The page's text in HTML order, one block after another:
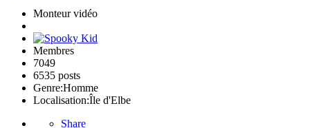
Monteur vidéo
Membres
7049
6535 posts
Genre:Homme
Localisation:Île d'Elbe
Share